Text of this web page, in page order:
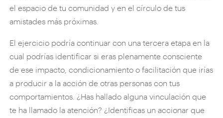
el espacio de tu comunidad y en el círculo de tus
amistades más próximas.
El ejercicio podría continuar con una tercera etapa en la
cual podrías identificar si eras plenamente consciente
de ese impacto, condicionamiento o facilitación que irías
a producir a la acción de otras personas con tus
comportamientos. ¿Has hallado alguna vinculación que
te ha llamado la atención? ¿Identificas un accionar que